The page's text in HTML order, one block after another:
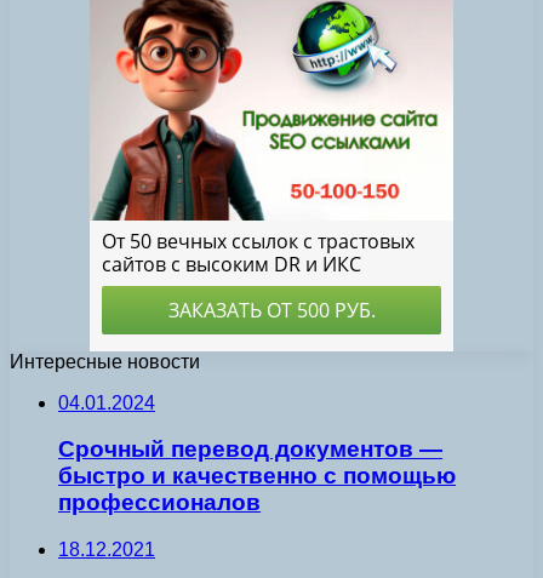
Интересные новости
04.01.2024
Срочный перевод документов —
быстро и качественно с помощью
профессионалов
18.12.2021